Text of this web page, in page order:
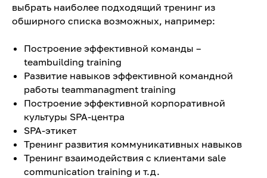
выбрать наиболее подходящий тренинг из
обширного списка возможных, например:
Построение эффективной команды –
teambuilding training
Развитие навыков эффективной командной
работы teammanagment training
Построение эффективной корпоративной
культуры SPA-центра
SPA-этикет
Тренинг развития коммуникативных навыков
Тренинг взаимодействия с клиентами sale
communication training и т.д.